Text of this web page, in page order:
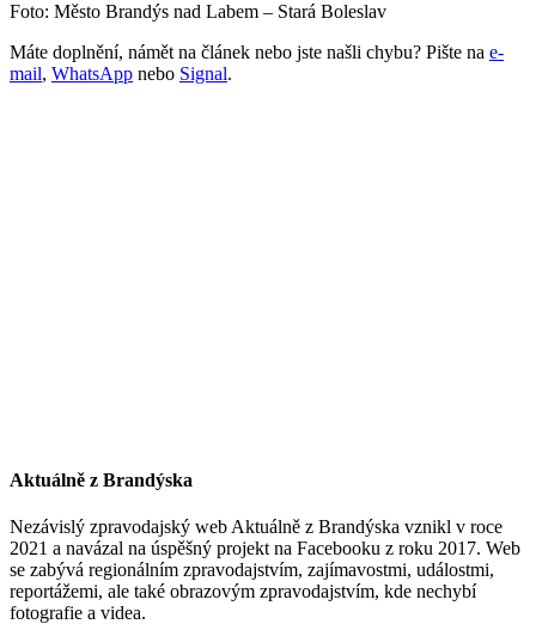
Foto: Město Brandýs nad Labem – Stará Boleslav
Máte doplnění, námět na článek nebo jste našli chybu? Pište na e-
mail, WhatsApp nebo Signal.
Aktuálně z Brandýska
Nezávislý zpravodajský web Aktuálně z Brandýska vznikl v roce
2021 a navázal na úspěšný projekt na Facebooku z roku 2017. Web
se zabývá regionálním zpravodajstvím, zajímavostmi, událostmi,
reportážemi, ale také obrazovým zpravodajstvím, kde nechybí
fotografie a videa.